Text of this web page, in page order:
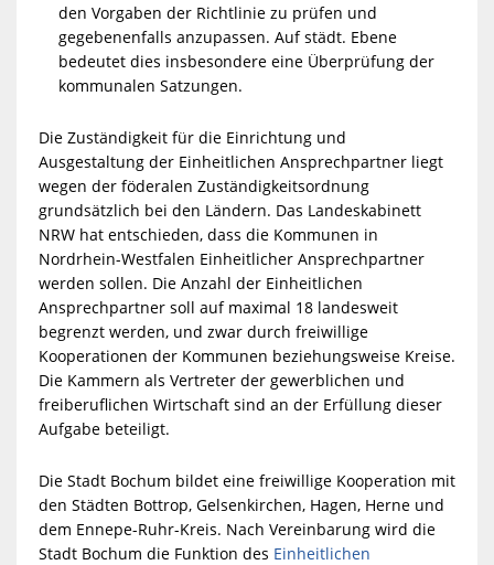
den Vorgaben der Richtlinie zu prüfen und
gegebenenfalls anzupassen. Auf städt. Ebene
bedeutet dies insbesondere eine Überprüfung der
kommunalen Satzungen.
Die Zuständigkeit für die Einrichtung und
Ausgestaltung der Einheitlichen Ansprechpartner liegt
wegen der föderalen Zuständigkeitsordnung
grundsätzlich bei den Ländern. Das Landeskabinett
NRW hat entschieden, dass die Kommunen in
Nordrhein-Westfalen Einheitlicher Ansprechpartner
werden sollen. Die Anzahl der Einheitlichen
Ansprechpartner soll auf maximal 18 landesweit
begrenzt werden, und zwar durch freiwillige
Kooperationen der Kommunen beziehungsweise Kreise.
Die Kammern als Vertreter der gewerblichen und
freiberuflichen Wirtschaft sind an der Erfüllung dieser
Aufgabe beteiligt.
Die Stadt Bochum bildet eine freiwillige Kooperation mit
den Städten Bottrop, Gelsenkirchen, Hagen, Herne und
dem Ennepe-Ruhr-Kreis. Nach Vereinbarung wird die
Stadt Bochum die Funktion des Einheitlichen